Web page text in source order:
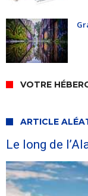
VOTRE
ARTICLE
Le long de